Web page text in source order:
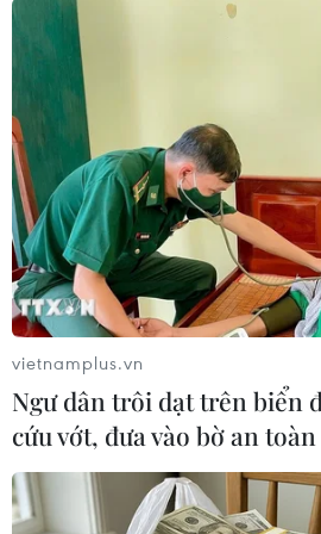
#Bạc Hy Lai
#Hối lộ
Theo dõi VietnamPlus
TIN CÙNG CHUYÊN MỤC
Australia điều tra vụ hai máy
va chạm tại sân bay Sydney
vietnamplus.vn
Ngư dân trôi dạt trên biển
cứu vớt, đưa vào bờ an toàn